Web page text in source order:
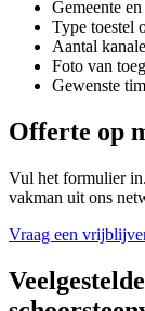
Gemeente
Type toestel
Aantal
Foto van
Gewenste
Offerte op
Vul het formulier
vakman uit ons
Vraag een